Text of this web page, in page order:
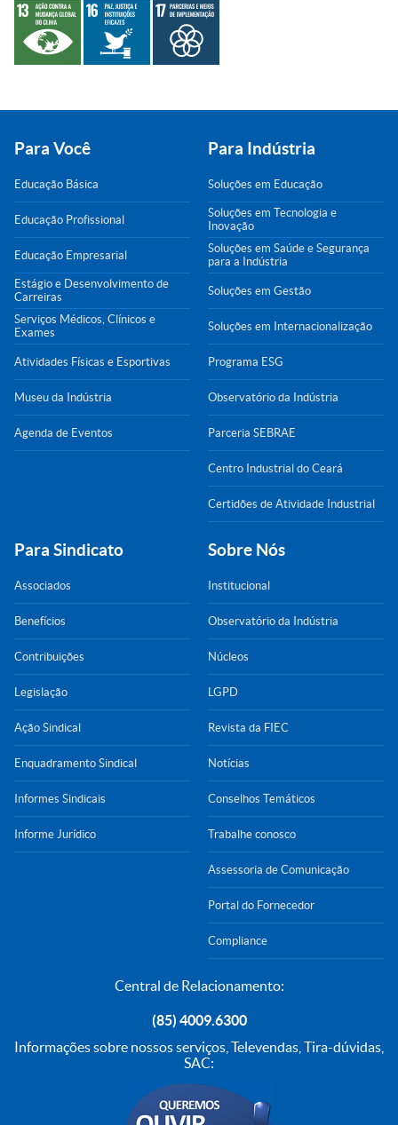
Para Você
Educação Básica
Educação Profissional
Educação Empresarial
Estágio e Desenvolvimento de
Carreiras
Serviços Médicos, Clínicos e
Exames
Atividades Físicas e Esportivas
Museu da Indústria
Agenda de Eventos
Para Indústria
Soluções em Educação
Soluções em Tecnologia e
Inovação
Soluções em Saúde e Segurança
para a Indústria
Soluções em Gestão
Soluções em Internacionalização
Programa ESG
Observatório da Indústria
Parceria SEBRAE
Centro Industrial do Ceará
Certidões de Atividade Industrial
Para Sindicato
Associados
Benefícios
Contribuições
Legislação
Ação Sindical
Enquadramento Sindical
Informes Sindicais
Informe Jurídico
Sobre Nós
Institucional
Observatório da Indústria
Núcleos
LGPD
Revista da FIEC
Notícias
Conselhos Temáticos
Trabalhe conosco
Assessoria de Comunicação
Portal do Fornecedor
Compliance
Central de Relacionamento:
(85) 4009.6300
Informações sobre nossos serviços, Televendas, Tira-dúvidas,
SAC: